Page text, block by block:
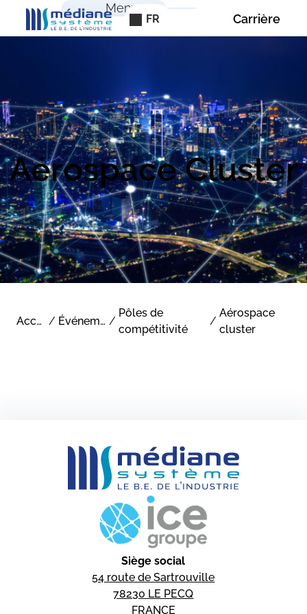
FR
Menu
Carrière
Aérospace Cluster
Accueil / Événements /
Pôles de
compétitivité
/
Aérospace
cluster
Siège social
54 route de Sartrouville
78230 LE PECQ
FRANCE
Panneau de gestion des cookies